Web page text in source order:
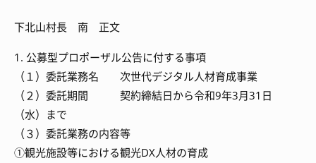
下北山村長 南 正文
1. 公募型プロポーザル公告に付する事項
（１）委託業務名 次世代デジタル人材育成事業
（２）委託期間 契約締結日から令和9年3月31日
（水）まで
（３）委託業務の内容等
①観光施設等における観光DX人材の育成